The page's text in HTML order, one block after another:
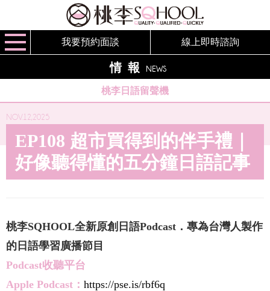
我要預約面談 線上即時諮詢
情報 NEWS
桃李日語留聲機
NOV.12,2025
EP108 超市買得到的伴手禮｜
好像聽得懂的五分鐘日語記事
桃李SQHOOL全新原創日語Podcast．專為台灣人製作
的日語學習廣播節目
Podcast收聽平台
Apple Podcast： https://pse.is/rbf6q